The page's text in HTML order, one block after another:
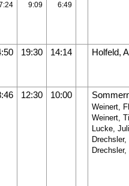
9:09 6:49
19:30 14:14 Holfeld,
12:30 10:00
Weinert,
Weinert,
Lucke,